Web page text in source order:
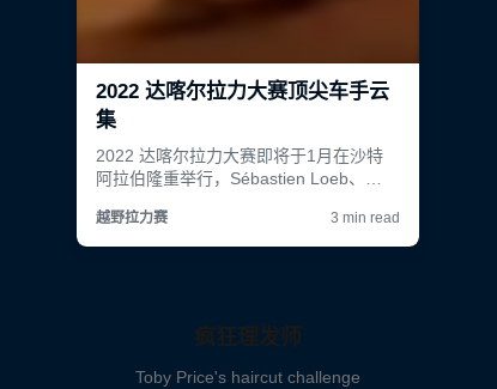
疯狂理发师
Toby Price's haircut challenge